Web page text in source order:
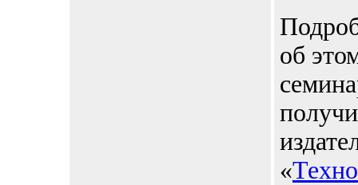
об
«